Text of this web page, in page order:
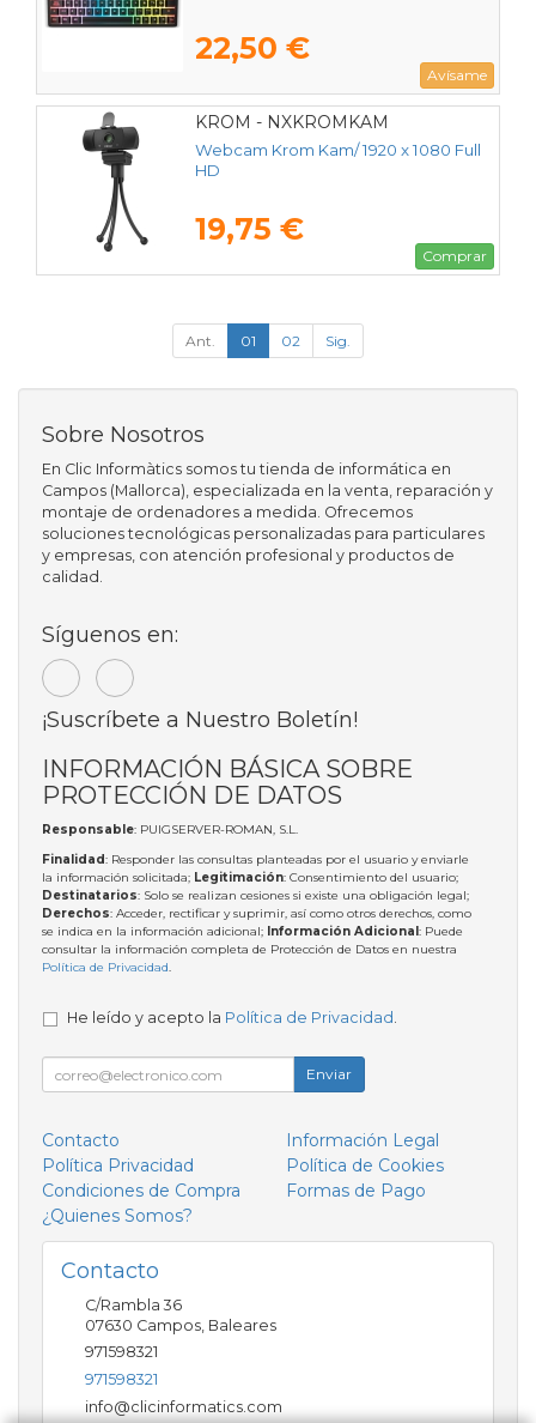
22,50 €
Avísame
KROM - NXKROMKAM
Webcam Krom Kam/ 1920 x 1080 Full
HD
19,75 €
Comprar
Ant. 01 02 Sig.
Sobre Nosotros
En Clic Informàtics somos tu tienda de informática en
Campos (Mallorca), especializada en la venta, reparación y
montaje de ordenadores a medida. Ofrecemos
soluciones tecnológicas personalizadas para particulares
y empresas, con atención profesional y productos de
calidad.
Síguenos en:
¡Suscríbete a Nuestro Boletín!
INFORMACIÓN BÁSICA SOBRE
PROTECCIÓN DE DATOS
Responsable: PUIGSERVER-ROMAN, S.L.
Finalidad: Responder las consultas planteadas por el usuario y enviarle
la información solicitada; Legitimación: Consentimiento del usuario;
Destinatarios: Solo se realizan cesiones si existe una obligación legal;
Derechos: Acceder, rectificar y suprimir, así como otros derechos, como
se indica en la información adicional; Información Adicional : Puede
consultar la información completa de Protección de Datos en nuestra
Política de Privacidad.
He leído y acepto la Política de Privacidad .
Enviar
Contacto
Información Legal
Política Privacidad
Política de Cookies
Condiciones de Compra
Formas de Pago
¿Quienes Somos?
Contacto
C/Rambla 36
07630 Campos, Baleares
971598321
971598321
info@clicinformatics.com